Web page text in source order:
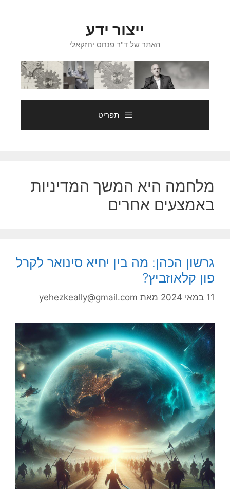
ייצור ידע
האתר של ד"ר פנחס יחזקאלי
תפריט
מלחמה היא המשך המדיניות
באמצעים אחרים
גרשון הכהן: מה בין יחיא סינואר לקרל
פון קלאוזביץ?
11 במאי 2024 מאת yehezkeally@gmail.com